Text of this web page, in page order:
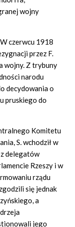
wojny
czerwcu 1918
przez F.
wojny. Z trybuny
narodu
decydowania o
pruskiego do
Komitetu
S. wchodził w
z delegatów
Rzeszy i w
rządu
się jednak
a
jego